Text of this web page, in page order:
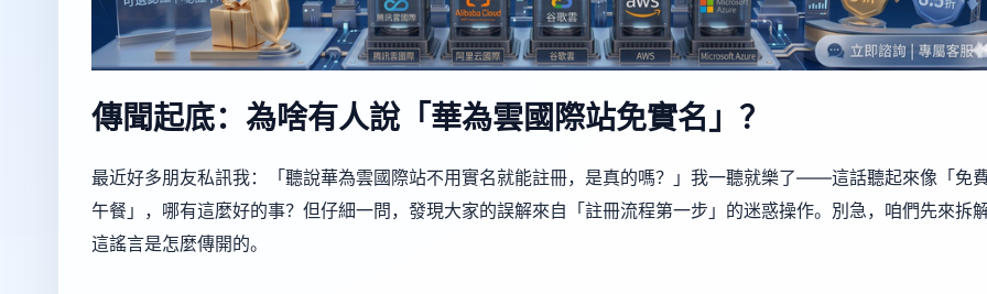
傳聞起底：為啥有人說「華為雲國際站免實名」？
最近好多朋友私訊我：「聽說華為雲國際站不用實名就能註冊，是真的嗎？」我一聽就樂了——這話聽起來像「免
午餐」，哪有這麼好的事？但仔細一問，發現大家的誤解來自「註冊流程第一步」的迷惑操作。別急，咱們先來拆
這謠言是怎麼傳開的。